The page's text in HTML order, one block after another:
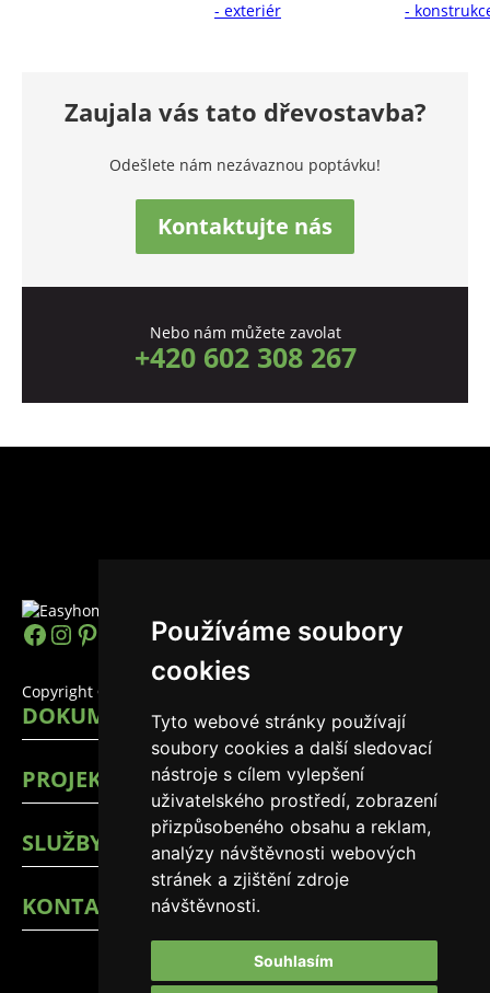
Používáme soubory
cookies
Tyto webové stránky používají
soubory cookies a další sledovací
nástroje s cílem vylepšení
uživatelského prostředí, zobrazení
přizpůsobeného obsahu a reklam,
analýzy návštěvnosti webových
stránek a zjištění zdroje
návštěvnosti.
Souhlasím
Zaujala vás tato dřevostavba?
Odešlete nám nezávaznou poptávku!
Kontaktujte nás
Nebo nám můžete zavolat
+420 602 308 267
https://www.facebook.com/
Instagram
Pinterest
YouTube
LinkedIn
TikTok
Copyright © 2026 EasyHomes
DOKUMENTY
PROJEKTY
SLUŽBY
KONTAKTY